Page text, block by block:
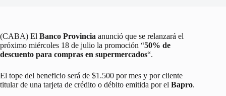
(CABA) El Banco Provincia anunció que se relanzará el
próximo miércoles 18 de julio la promoción “50% de
descuento para compras en supermercados“.
El tope del beneficio será de $1.500 por mes y por cliente
titular de una tarjeta de crédito o débito emitida por el Bapro.